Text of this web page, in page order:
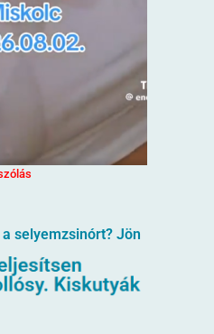
selyemzsinórt? Jön